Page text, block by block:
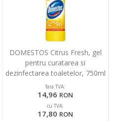
DOMESTOS Citrus Fresh, gel
pentru curatarea si
dezinfectarea toaletelor, 750ml
fara TVA:
14,96 RON
cu TVA:
17,80 RON